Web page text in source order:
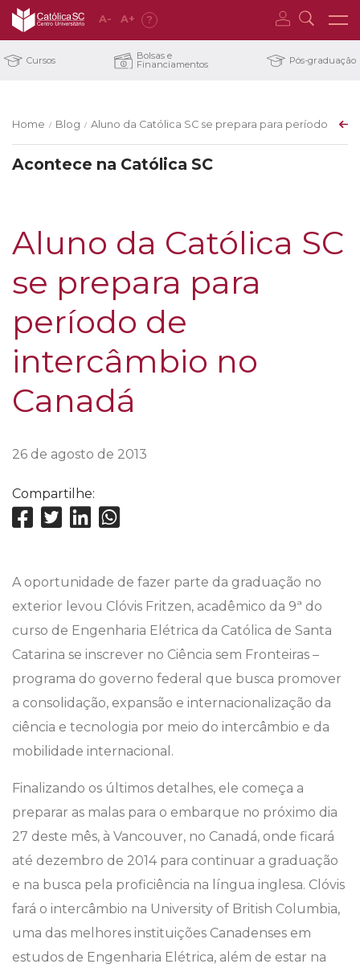
A- A+ ?
Cursos Bolsas e
Financiamentos Pós-graduação
Home / Blog / Aluno da Católica SC se prepara para período de
Acontece na Católica SC
Aluno da Católica SC
se prepara para
período de
intercâmbio no
Canadá
26 de agosto de 2013
Compartilhe:
A oportunidade de fazer parte da graduação no
exterior levou Clóvis Fritzen, acadêmico da 9ª do
curso de Engenharia Elétrica da Católica de Santa
Catarina se inscrever no Ciência sem Fronteiras –
programa do governo federal que busca promover
a consolidação, expansão e internacionalização da
ciência e tecnologia por meio do intercâmbio e da
mobilidade internacional.
Finalizando os últimos detalhes, ele começa a
preparar as malas para o embarque no próximo dia
27 deste mês, à Vancouver, no Canadá, onde ficará
até dezembro de 2014 para continuar a graduação
e na busca pela proficiência na língua inglesa. Clóvis
fará o intercâmbio na University of British Columbia,
uma das melhores instituições Canadenses em
estudos de Engenharia Elétrica, além de estar na